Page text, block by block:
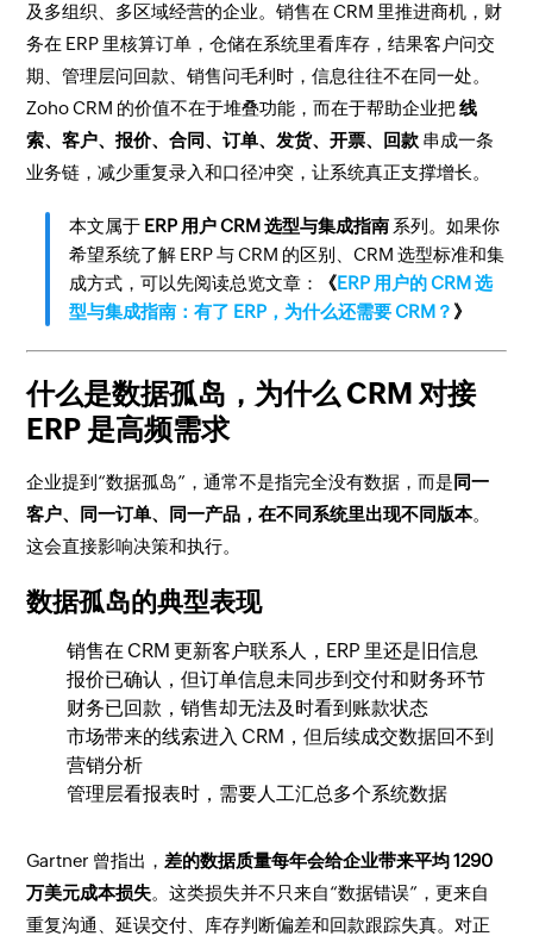
及多组织、多区域经营的企业。销售在 CRM 里推进商机，财
务在 ERP 里核算订单，仓储在系统里看库存，结果客户问交
期、管理层问回款、销售问毛利时，信息往往不在同一处。
Zoho CRM 的价值不在于堆叠功能，而在于帮助企业把线
索、客户、报价、合同、订单、发货、开票、回款 串成一条
业务链，减少重复录入和口径冲突，让系统真正支撑增长。
本文属于 ERP 用户 CRM 选型与集成指南 系列。如果你
希望系统了解 ERP 与 CRM 的区别、CRM 选型标准和集
成方式，可以先阅读总览文章：
《ERP 用户的 CRM 选
型与集成指南：有了 ERP，为什么还需要 CRM？ 》
什么是数据孤岛，为什么 CRM 对接
ERP 是高频需求
企业提到“数据孤岛”，通常不是指完全没有数据，而是 同一
客户、同一订单、同一产品，在不同系统里出现不同版本。
这会直接影响决策和执行。
数据孤岛的典型表现
销售在 CRM 更新客户联系人，ERP 里还是旧信息
报价已确认，但订单信息未同步到交付和财务环节
财务已回款，销售却无法及时看到账款状态
市场带来的线索进入 CRM，但后续成交数据回不到
营销分析
管理层看报表时，需要人工汇总多个系统数据
Gartner 曾指出， 差的数据质量每年会给企业带来平均 1290
万美元成本损失。这类损失并不只来自“数据错误”，更来自
重复沟通、延误交付、库存判断偏差和回款跟踪失真。对正